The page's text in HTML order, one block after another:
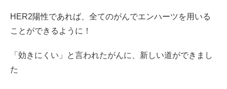
HER2陽性であれば、全てのがんでエンハーツを用いる
ことができるように！
「効きにくい」と言われたがんに、新しい道ができまし
た